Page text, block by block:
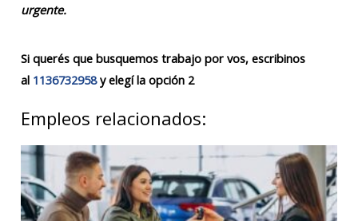
urgente.
Si querés que busquemos trabajo por vos, escribinos
al 1136732958y elegí la opción 2
Empleos relacionados: